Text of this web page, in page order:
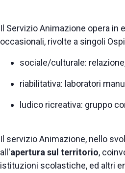
Il Servizio Animazione opera
occasionali, rivolte a singoli
sociale/culturale:
riabilitativa: laboratori
ludico ricreativa: gruppo
Il servizio Animazione, nello
all'apertura sul territorio,
istituzioni scolastiche, ed altri